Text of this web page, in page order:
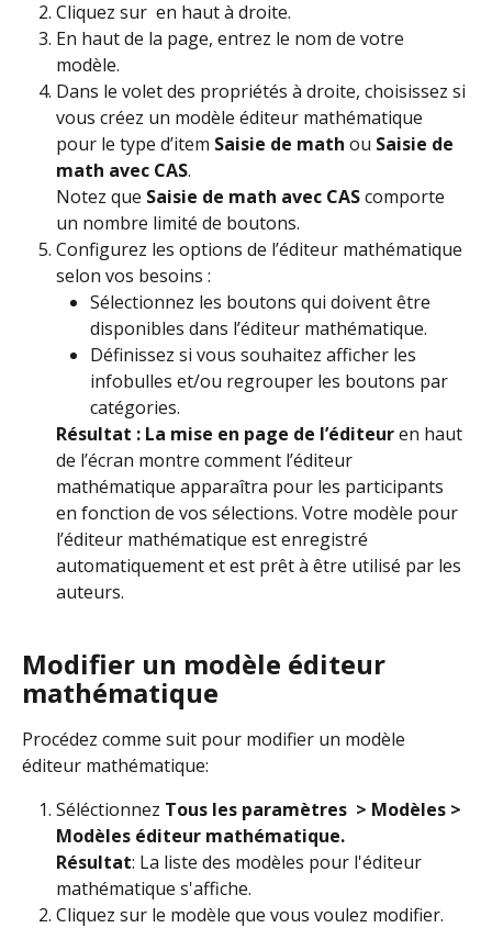
Cliquez sur en haut à droite.
En haut de la page, entrez le nom de votre
modèle.
Dans le volet des propriétés à droite, choisissez si
vous créez un modèle éditeur mathématique
pour le type d’item Saisie de math ou Saisie de
math avec CAS.
Notez que Saisie de math avec CAS comporte
un nombre limité de boutons.
Configurez les options de l’éditeur mathématique
selon vos besoins :
Sélectionnez les boutons qui doivent être
disponibles dans l’éditeur mathématique.
Définissez si vous souhaitez afficher les
infobulles et/ou regrouper les boutons par
catégories.
Résultat : La mise en page de l’éditeur en haut
de l’écran montre comment l’éditeur
mathématique apparaîtra pour les participants
en fonction de vos sélections. Votre modèle pour
l’éditeur mathématique est enregistré
automatiquement et est prêt à être utilisé par les
auteurs.
Modifier un modèle éditeur
mathématique
Procédez comme suit pour modifier un modèle
éditeur mathématique:
Séléctionnez Tous les paramètres > Modèles >
Modèles éditeur mathématique.
Résultat: La liste des modèles pour l'éditeur
mathématique s'affiche.
Cliquez sur le modèle que vous voulez modifier.